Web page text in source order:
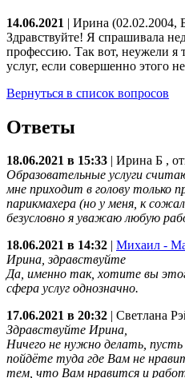
14.06.2021 | Ирина (02.02.2004,
Здравствуйте! Я спрашивала
профессию. Так вот, неужели я
услуг, если совершенно этого
Вернуться в список вопросов
Ответы
18.06.2021 в 15:33 Ирина Б ,
Образовательные услуги
мне приходит в голову только
парикмахера (но у меня, к
безусловно я уважаю любую
18.06.2021 в 14:32
Михаил -
Ирина, здравствуйте
Да, именно так, хотите вы
сфера услуг однозначно.
17.06.2021 в 20:32
Светлана
Здравствуйте Ирина,
Ничего не нужно делать,
пойдёте туда где Вам не
тем, что Вам нравится и